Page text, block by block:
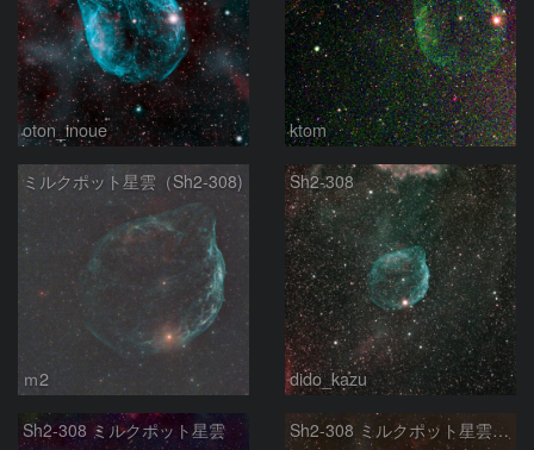
oton_inoue ktom
ミルクポット星雲（Sh2-308)
ｍ2
Sh2-308
dido_kazu
Sh2-308 ミルクポット星雲 Sh2-308 ミルクポット星雲 おおいぬ座